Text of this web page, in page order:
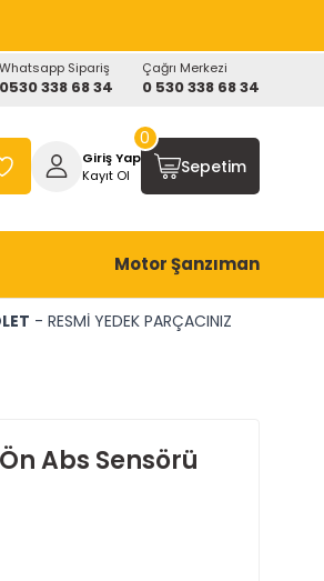
Whatsapp Sipariş
0530 338 68 34
Çağrı Merkezi
0 530 338 68 34
Giriş Yap
Kayıt Ol
Sepetim
0
Motor Şanzıman
- RESMİ YEDEK PARÇACINIZ
Abs Sensörü